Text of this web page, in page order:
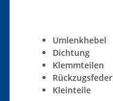
Umlenkhebel
Dichtung
Klemmteilen
Rückzugsfeder
Kleinteile